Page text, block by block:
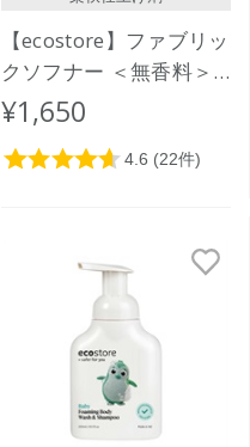
【ecostore】ファブリッ
クソフナー ＜無香料＞
1L
¥1,650